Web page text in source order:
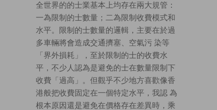
全世界的的士業基本上均存在兩大規管：
一為限制的士數量；二為限制收費模式和
水平。限制的士數量的邏輯，主要在於過
多車輛將會造成交通擠塞、空氣污 染等
「界外損耗」，至於限制的士的收費水
平，不少人認為是避免的士在數量限制下
收費「過高」。但觀乎不少地方喜歡像香
港般把收費固定在一個特定水平，我認 為
根本原因還是避免在價格存在差異時，乘